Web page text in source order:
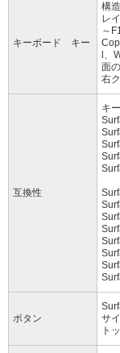
キーボード キー
構
レ
～
l、
面
右
互換性
キ
ボタン
サ
ト